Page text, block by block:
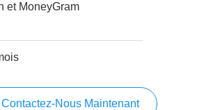
et MoneyGram
Contactez-Nous Maintenant